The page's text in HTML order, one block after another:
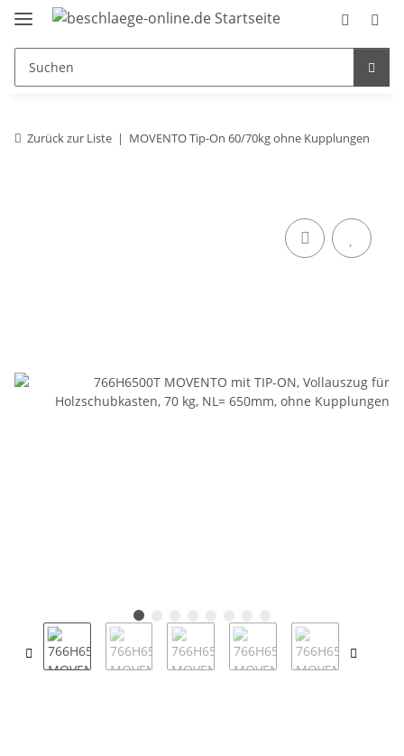
Zurück zur Liste MOVENTO Tip-On 60/70kg ohne Kupplungen